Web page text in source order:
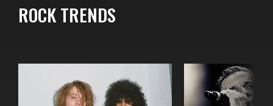
ROCK TRENDS